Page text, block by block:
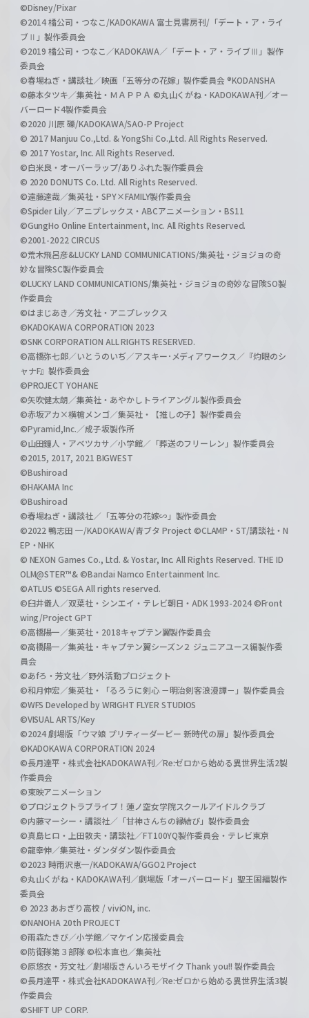
©Disney/Pixar
©2014 橘公司・つなこ/KADOKAWA 富士見書房刊/「デート・ア・ライ
ブⅡ」製作委員会
©2019 橘公司・つなこ／KADOKAWA／「デート・ア・ライブⅢ」製作
委員会
©春場ねぎ・講談社／映画「五等分の花嫁」製作委員会 ®KODANSHA
©藤本タツキ／集英社・ＭＡＰＰＡ ©丸山くがね・KADOKAWA刊／オー
バーロード4製作委員会
©2020 川原 礫/KADOKAWA/SAO-P Project
© 2017 Manjuu Co.,Ltd. & YongShi Co.,Ltd. All Rights Reserved.
© 2017 Yostar, Inc. All Rights Reserved.
©白米良・オーバーラップ/ありふれた製作委員会
© 2020 DONUTS Co. Ltd. All Rights Reserved.
©遠藤達哉／集英社・SPY×FAMILY製作委員会
©Spider Lily／アニプレックス・ABCアニメーション・BS11
©GungHo Online Entertainment, Inc. All Rights Reserved.
©2001-2022 CIRCUS
©荒木飛呂彦&LUCKY LAND COMMUNICATIONS/集英社・ジョジョの奇
妙な冒険SC製作委員会
©LUCKY LAND COMMUNICATIONS/集英社・ジョジョの奇妙な冒険SO製
作委員会
©はまじあき／芳文社・アニプレックス
©KADOKAWA CORPORATION 2023
©SNK CORPORATION ALL RIGHTS RESERVED.
©高橋弥七郎／いとうのいぢ／アスキー･メディアワークス／『灼眼のシ
ャナF』製作委員会
©PROJECT YOHANE
©矢吹健太朗／集英社・あやかしトライアングル製作委員会
©赤坂アカ×横槍メンゴ／集英社・【推しの子】製作委員会
©Pyramid,Inc.／成子坂製作所
©山田鐘人・アベツカサ／小学館／「葬送のフリーレン」製作委員会
©2015, 2017, 2021 BIGWEST
©Bushiroad
©HAKAMA Inc
©Bushiroad
©春場ねぎ・講談社／「五等分の花嫁∽」製作委員会
©2022 鴨志田 一/KADOKAWA/青ブタ Project ©CLAMP・ST/講談社・N
EP・NHK
© NEXON Games Co., Ltd. & Yostar, Inc. All Rights Reserved. THE ID
OLM@STER™& ©Bandai Namco Entertainment Inc.
©ATLUS ©SEGA All rights reserved.
©臼井儀人／双葉社・シンエイ・テレビ朝日・ADK 1993-2024 ©Front
wing/Project GPT
©高橋陽一／集英社・2018キャプテン翼製作委員会
©高橋陽一／集英社・キャプテン翼シーズン２ ジュニアユース編製作委
員会
©あfろ・芳文社／野外活動プロジェクト
©和月伸宏／集英社・「るろうに剣心 －明治剣客浪漫譚－」製作委員会
©WFS Developed by WRIGHT FLYER STUDIOS
©VISUAL ARTS/Key
©2024 劇場版「ウマ娘 プリティーダービー 新時代の扉」製作委員会
©KADOKAWA CORPORATION 2024
©長月達平・株式会社KADOKAWA刊／Re:ゼロから始める異世界生活2製
作委員会
©東映アニメーション
©プロジェクトラブライブ！蓮ノ空女学院スクールアイドルクラブ
©内藤マーシー・講談社／「甘神さんちの縁結び」製作委員会
©真島ヒロ・上田敦夫・講談社／FT100YQ製作委員会・テレビ東京
©龍幸伸／集英社・ダンダダン製作委員会
©2023 時雨沢恵一/KADOKAWA/GGO2 Project
©丸山くがね・KADOKAWA刊／劇場版「オーバーロード」聖王国編製作
委員会
© 2023 あおぎり高校 / viviON, inc.
©NANOHA 20th PROJECT
©雨森たきび／小学館／マケイン応援委員会
©防衛隊第３部隊 ©松本直也／集英社
©原悠衣・芳文社／劇場版きんいろモザイク Thank you!! 製作委員会
©長月達平・株式会社KADOKAWA刊／Re:ゼロから始める異世界生活3製
作委員会
©SHIFT UP CORP.